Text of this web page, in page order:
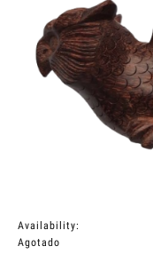
Availability:
Agotado